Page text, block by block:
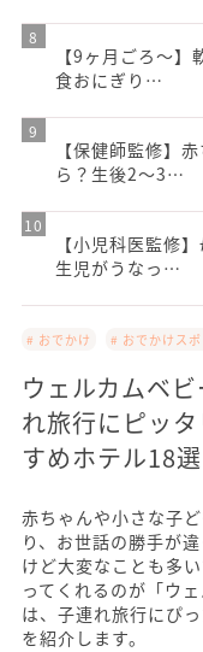
【9ヶ月ごろ〜
食おにぎり…
【保健師監修】
ら？生後2～3…
【小児科医監修
生児がうなっ…
# おでかけ # おでかけスポ
ウェルカムベ
れ旅行にピッ
すめホテル18選
赤ちゃんや小さな子
り、お世話の勝手が
けど大変なことも多
ってくれるのが「ウ
は、子連れ旅行にぴ
を紹介します。